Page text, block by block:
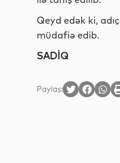
Qeyd edək ki,
müdafiə edib.
SADİQ
Paylaş: